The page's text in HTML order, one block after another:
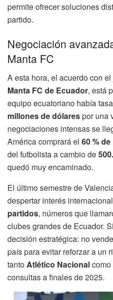
permite ofrecer soluciones
partido.
Negociación
Manta FC
A esta hora, el acuerdo con
Manta FC de Ecuador, está
equipo ecuatoriano había
millones de dólarespor una
negociaciones intensas se
América comprará el 60 %
del futbolista a cambio de
quedó muy encaminado.
El último semestre de
despertar interés
partidos, números que
clubes grandes de Ecuador.
decisión estratégica: no
país para evitar reforzar a un
tantoAtlético Nacionalcomo
consultas a finales de 2025.